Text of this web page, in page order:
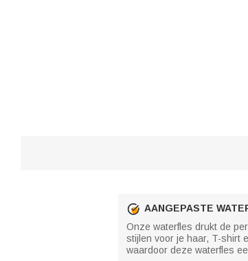
AANGEPASTE
Onze waterfles drukt de
stijlen voor je haar, T-shirt
waardoor deze waterfles